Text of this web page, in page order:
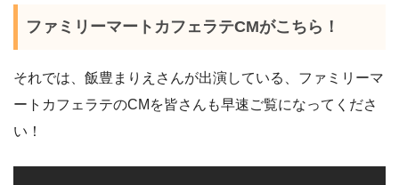
ファミリーマートカフェラテCMがこちら！
それでは、飯豊まりえさんが出演している、ファミリーマ
ートカフェラテのCMを皆さんも早速ご覧になってくださ
い！